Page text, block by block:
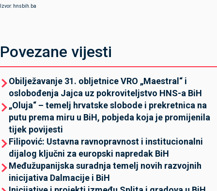
Izvor: hnsbih.ba
Povezane vijesti
Obilježavanje 31. obljetnice VRO „Maestral“ i
oslobođenja Jajca uz pokroviteljstvo HNS-a BiH
„Oluja“ – temelj hrvatske slobode i prekretnica na
putu prema miru u BiH, pobjeda koja je promijenila
tijek povijesti
Filipović: Ustavna ravnopravnost i institucionalni
dijalog ključni za europski napredak BiH
Međužupanijska suradnja temelj novih razvojnih
inicijativa Dalmacije i BiH